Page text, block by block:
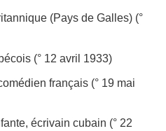
(Pays de Galles) (°
(° 12 avril 1933)
français (° 19 mai
écrivain cubain (° 22